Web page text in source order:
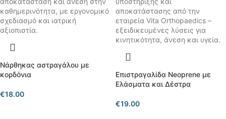
Νάρθηκας αστραγάλου με
κορδόνια
€18.00
Επιστραγαλίδα Neoprene με
Ελάσματα και Δέστρα
€19.00